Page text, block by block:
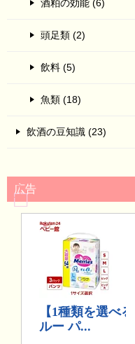
酒粕の効能 (6)
頭足類 (2)
飲料 (5)
魚類 (18)
飲酒の豆知識 (23)
広告